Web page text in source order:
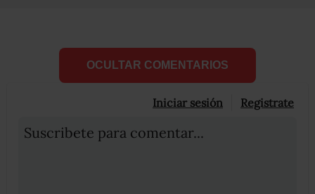
OCULTAR COMENTARIOS
Iniciar sesión Registrate
Suscribete para comentar...